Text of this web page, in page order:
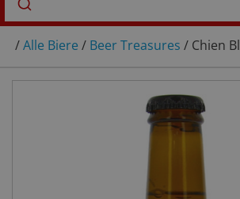
/Alle Biere / Beer Treasures / Chien